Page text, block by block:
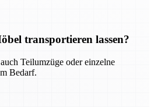
transportieren lassen?
Teilumzüge oder einzelne
Bedarf.